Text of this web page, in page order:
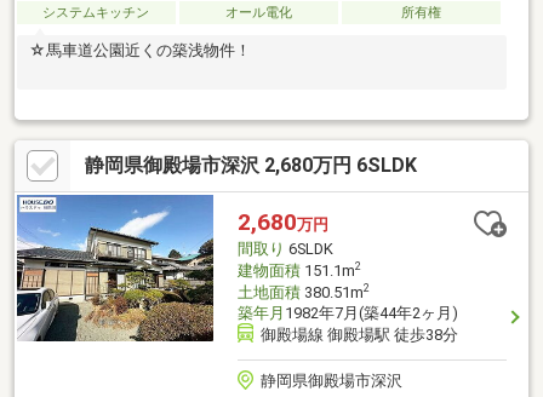
システムキッチン
オール電化 所有権
☆馬車道公園近くの築浅物件！
静岡県御殿場市深沢 2,680万円 6SLDK
2,680万円
間取り 6SLDK
建物面積151.1m2
土地面積380.51m2
築年月 1982年7月(築44年2ヶ月)
御殿場線 御殿場駅 徒歩38分
静岡県御殿場市深沢